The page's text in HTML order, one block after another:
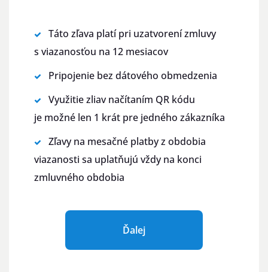
Táto zľava platí pri uzatvorení zmluvy
s viazanosťou na 12 mesiacov
Pripojenie bez dátového obmedzenia
Využitie zliav načítaním QR kódu
je možné len 1 krát pre jedného zákazníka
Zľavy na mesačné platby z obdobia
viazanosti sa uplatňujú vždy na konci
zmluvného obdobia
Ďalej